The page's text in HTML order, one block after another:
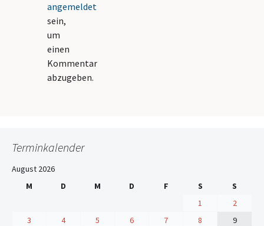
angemeldet
sein,
um
einen
Kommentar
abzugeben.
Terminkalender
August 2026
M
D M D F S
S
1
2
3
4 5 6 7 8
9